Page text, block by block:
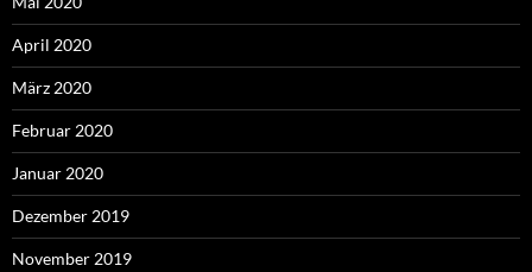
April 2020
März 2020
Februar 2020
Januar 2020
Dezember 2019
November 2019